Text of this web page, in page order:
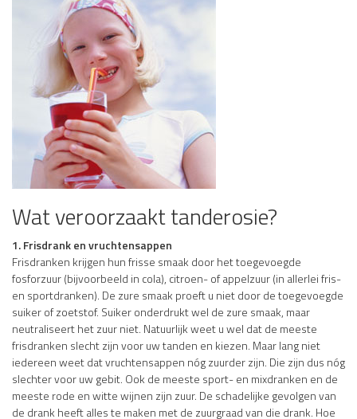
Wat veroorzaakt tanderosie?
1. Frisdrank en vruchtensappen
Frisdranken krijgen hun frisse smaak door het toegevoegde
fosforzuur (bijvoorbeeld in cola), citroen- of appelzuur (in allerlei fris-
en sportdranken). De zure smaak proeft u niet door de toegevoegde
suiker of zoetstof. Suiker onderdrukt wel de zure smaak, maar
neutraliseert het zuur niet. Natuurlijk weet u wel dat de meeste
frisdranken slecht zijn voor uw tanden en kiezen. Maar lang niet
iedereen weet dat vruchtensappen nóg zuurder zijn. Die zijn dus nóg
slechter voor uw gebit. Ook de meeste sport- en mixdranken en de
meeste rode en witte wijnen zijn zuur. De schadelijke gevolgen van
de drank heeft alles te maken met de zuurgraad van die drank. Hoe